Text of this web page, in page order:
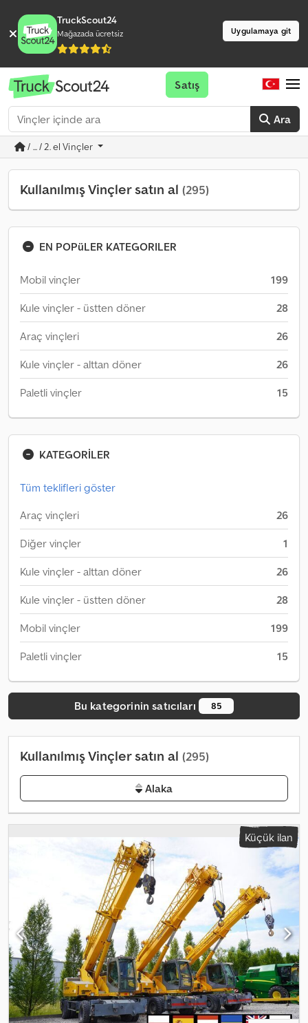
TruckScout24
Mağazada ücretsiz Uygulamaya git
Ara
Satış
/ ... / 2. el Vinçler
Kullanılmış Vinçler satın al (295)
EN POPüLER KATEGORILER
Mobil vinçler 199
Kule vinçler - üstten döner 28
Araç vinçleri 26
Kule vinçler - alttan döner 26
Paletli vinçler 15
KATEGORİLER
Tüm teklifleri göster
Araç vinçleri
26
Diğer vinçler 1
Kule vinçler - alttan döner 26
Kule vinçler - üstten döner 28
Mobil vinçler 199
Paletli vinçler 15
Bu kategorinin satıcıları 85
Kullanılmış Vinçler satın al (295)
Alaka
Küçük ilan